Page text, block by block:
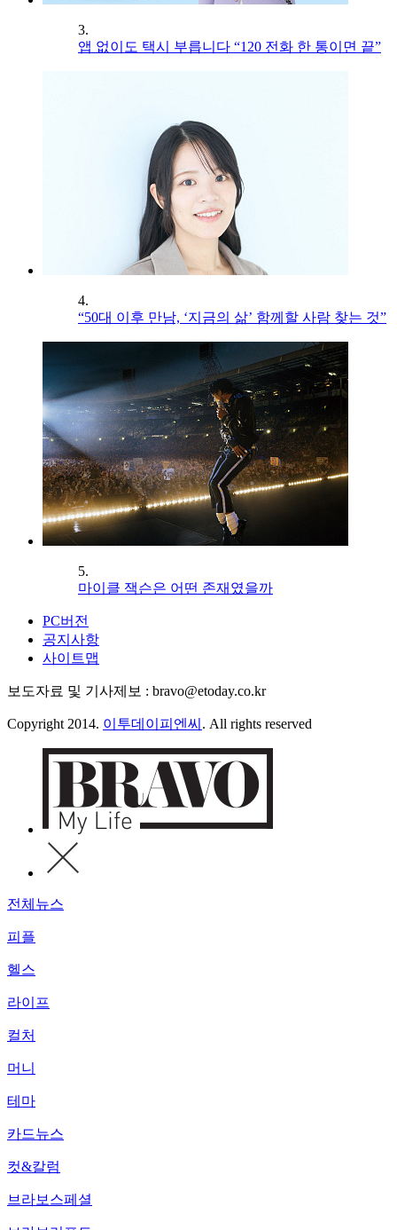
3.
앱 없이도 택시 부릅니다 “120 전화 한 통이면 끝”
4.
“50대 이후 만남, ‘지금의 삶’ 함께할 사람 찾는 것”
5.
마이클 잭슨은 어떤 존재였을까
PC버전
공지사항
사이트맵
보도자료 및 기사제보 : bravo@etoday.co.kr
Copyright 2014. 이투데이피엔씨 . All rights reserved
전체뉴스
피플
헬스
라이프
컬처
머니
테마
카드뉴스
컷&칼럼
브라보스페셜